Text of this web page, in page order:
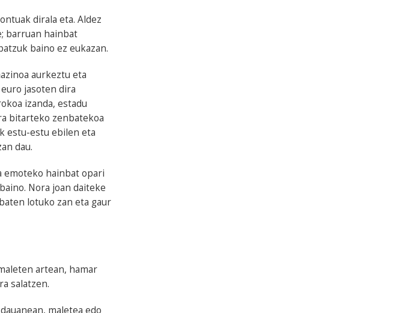
dirala eta. Aldez
barruan hainbat
baino ez eukazan.
aurkeztu eta
jasoten dira
izanda, estadu
bitarteko zenbatekoa
estu-estu ebilen eta
dau.
emoteko hainbat opari
Nora joan daiteke
lotuko zan eta gaur
artean, hamar
salatzen.
maletea edo